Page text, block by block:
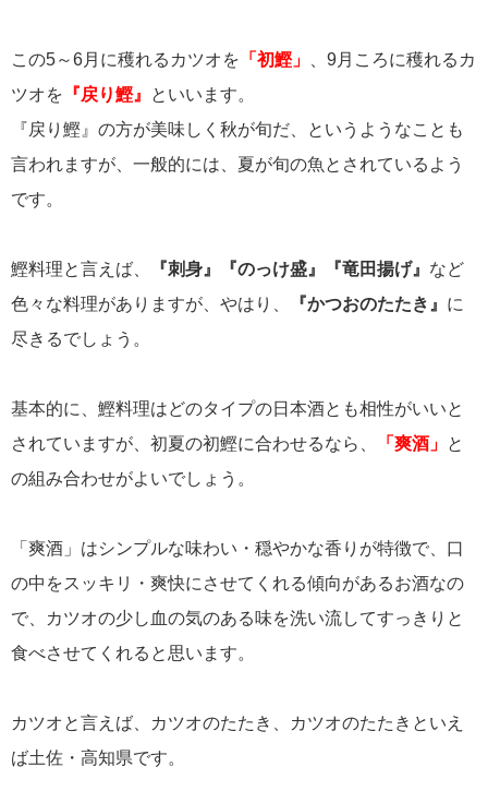
この5～6月に穫れるカツオを 「初鰹」
、9月ころに穫れるカ
ツオを 『戻り鰹』
といいます。
『戻り鰹』の方が美味しく秋が旬だ、というようなことも
言われますが、一般的には、夏が旬の魚とされているよう
です。
鰹料理と言えば、 『刺身』『のっけ盛』『竜田揚げ』 など
色々な料理がありますが、やはり、
『かつおのたたき』 に
尽きるでしょう。
基本的に、鰹料理はどのタイプの日本酒とも相性がいいと
されていますが、初夏の初鰹に合わせるなら、
「爽酒」 と
の組み合わせがよいでしょう。
「爽酒」はシンプルな味わい・穏やかな香りが特徴で、口
の中をスッキリ・爽快にさせてくれる傾向があるお酒なの
で、カツオの少し血の気のある味を洗い流してすっきりと
食べさせてくれると思います。
カツオと言えば、カツオのたたき、カツオのたたきといえ
ば土佐・高知県です。